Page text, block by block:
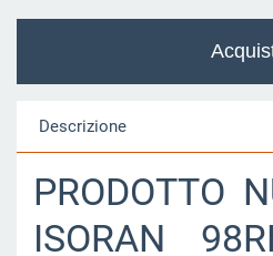
Descrizione
PRODOTTO
ISORAN